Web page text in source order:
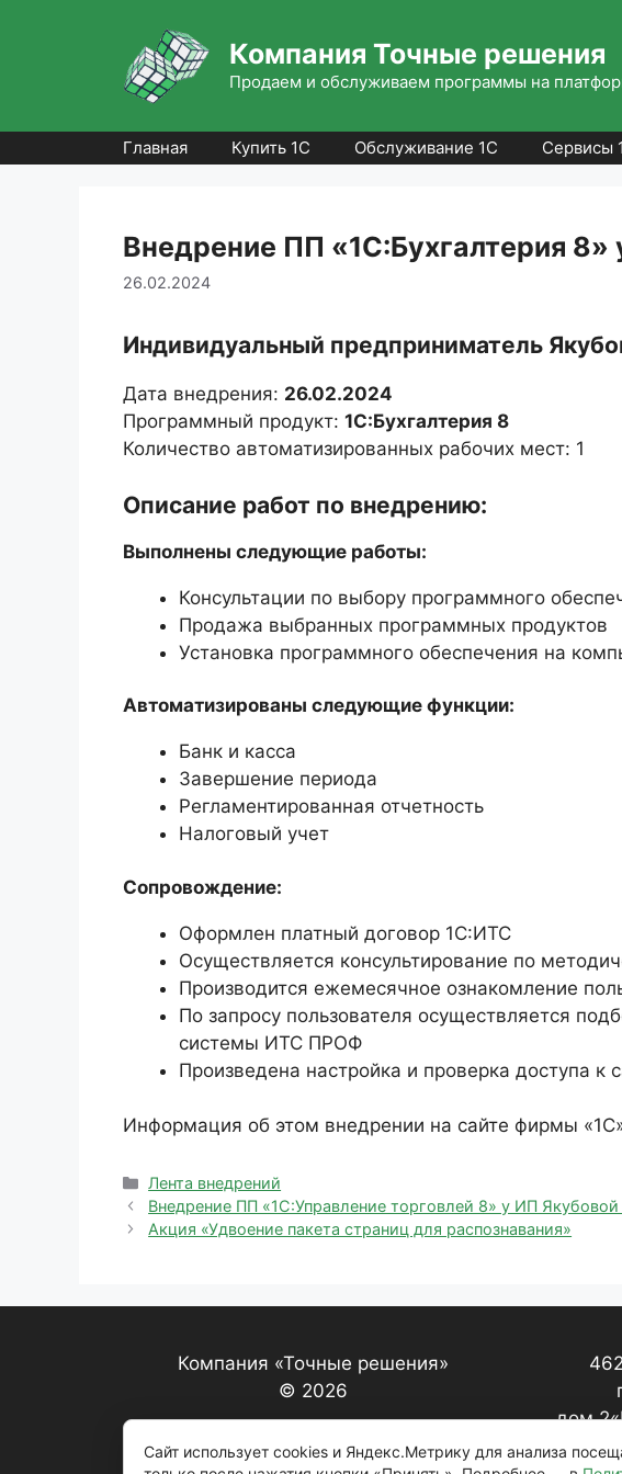
содержимому
Компания Точные решения
Продаем и обслуживаем программы на
Главная Купить 1С Обслуживание 1С Сервисы
Внедрение ПП «1С:Бухгалтерия 8»
26.02.2024
Индивидуальный предприниматель
Дата внедрения: 26.02.2024
Программный продукт: 1С:Бухгалтерия 8
Количество автоматизированных рабочих мест: 1
Описание работ по внедрению:
Выполнены следующие работы:
Консультации по выбору программного
Продажа выбранных программных продуктов
Установка программного обеспечения на
Автоматизированы следующие функции:
Банк и касса
Завершение периода
Регламентированная отчетность
Налоговый учет
Сопровождение:
Оформлен платный договор 1С:ИТС
Осуществляется консультирование по
Производится ежемесячное ознакомление
По запросу пользователя осуществляется
системы ИТС ПРОФ
Произведена настройка и проверка доступа к
Информация об этом внедрении на сайте фирмы
Рубрики
Лента внедрений
Внедрение ПП «1С:Управление торговлей 8» у ИП
Акция «Удвоение пакета страниц для распознавания»
Компания «Точные решения»
© 2026
дом
Сайт использует cookies и Яндекс.Метрику для анализа